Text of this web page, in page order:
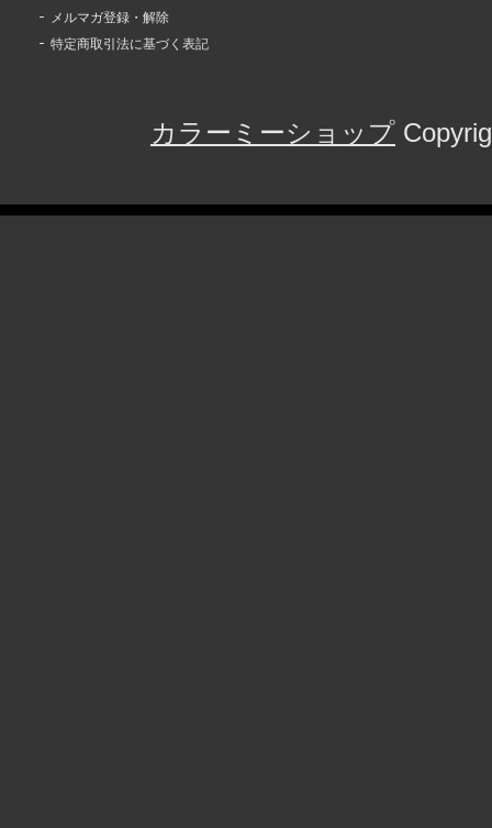
メルマガ登録・解除
特定商取引法に基づく表記
カラーミーショップ